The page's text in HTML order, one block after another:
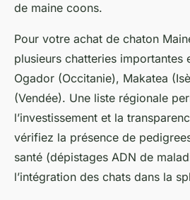
de maine coons.
Pour votre achat de chaton
plusieurs chatteries importantes
Ogador (Occitanie), Makatea
(Vendée). Une liste régionale
l’investissement et la
vérifiez la présence de
santé (dépistages ADN de
l’intégration des chats dans la